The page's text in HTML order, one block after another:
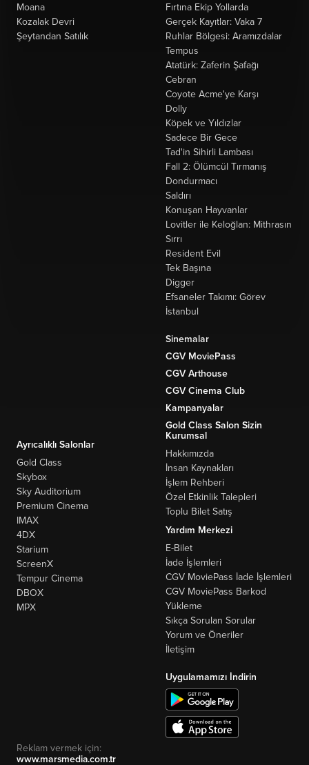
Moana
Kozalak Devri
Şeytandan Satılık
Fırtına Ekip Yollarda
Gerçek Kayıtlar: Vaka 7
Ruhlar Bölgesi: Aramızdalar
Tempus
Atatürk: Zaferin Şafağı
Cebran
Coyote Acme'ye Karşı
Dolly
Köpek ve Yıldızlar
Sadece Bir Gece
Tad'in Sihirli Lambası
Fall 2: Ölümcül Tırmanış
Dondurmacı
Saldırı
Konuşan Hayvanlar
Lovitler ile Keloğlan: Mithrasın
Sırrı
Resident Evil
Tek Başına
Digger
Efsaneler Takımı: Görev
İstanbul
Sinemalar
CGV MoviePass
CGV Arthouse
CGV Cinema Club
Kampanyalar
Gold Class Salon Sizin
Ayrıcalıklı Salonlar
Gold Class
Skybox
Sky Auditorium
Premium Cinema
IMAX
4DX
Starium
ScreenX
Tempur Cinema
DBOX
MPX
Kurumsal
Hakkımızda
İnsan Kaynakları
İşlem Rehberi
Özel Etkinlik Talepleri
Toplu Bilet Satış
Yardım Merkezi
E-Bilet
İade İşlemleri
CGV MoviePass İade İşlemleri
CGV MoviePass Barkod
Yükleme
Sıkça Sorulan Sorular
Yorum ve Öneriler
İletişim
Uygulamamızı İndirin
Reklam vermek için:
www.marsmedia.com.tr